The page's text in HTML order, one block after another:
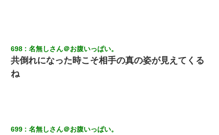
698 名無しさん＠お腹いっぱい。
共倒れになった時こそ相手の真の姿が見えてくる
ね
699 名無しさん＠お腹いっぱい。